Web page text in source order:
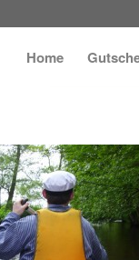
Home